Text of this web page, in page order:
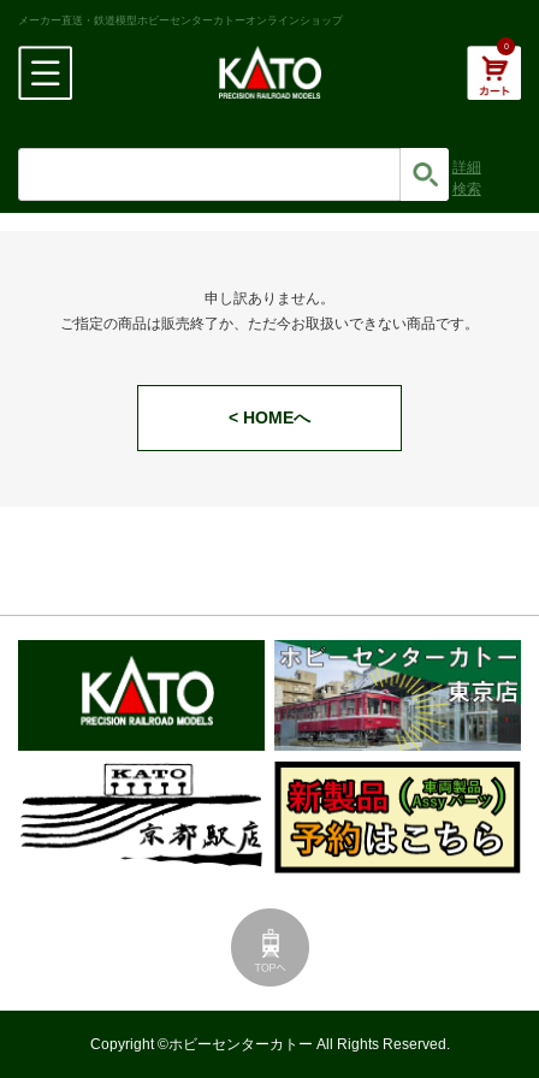
メーカー直送・鉄道模型ホビーセンターカトーオンラインショップ
0
詳細
検索
申し訳ありません。
ご指定の商品は販売終了か、ただ今お取扱いできない商品です。
< HOMEへ
Copyright ©ホビーセンターカトー All Rights Reserved.